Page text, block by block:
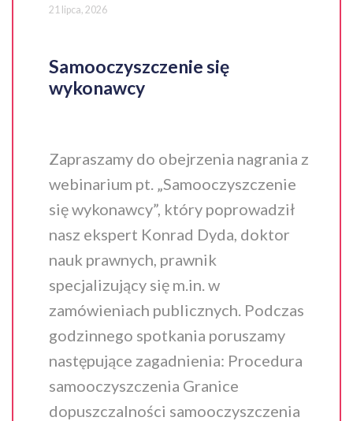
21 lipca, 2026
Samooczyszczenie się
wykonawcy
Zapraszamy do obejrzenia nagrania z
webinarium pt. „Samooczyszczenie
się wykonawcy”, który poprowadził
nasz ekspert Konrad Dyda, doktor
nauk prawnych, prawnik
specjalizujący się m.in. w
zamówieniach publicznych. Podczas
godzinnego spotkania poruszamy
następujące zagadnienia: Procedura
samooczyszczenia Granice
dopuszczalności samooczyszczenia